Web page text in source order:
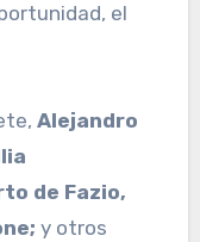
el
Alejandro
de Fazio,
y otros